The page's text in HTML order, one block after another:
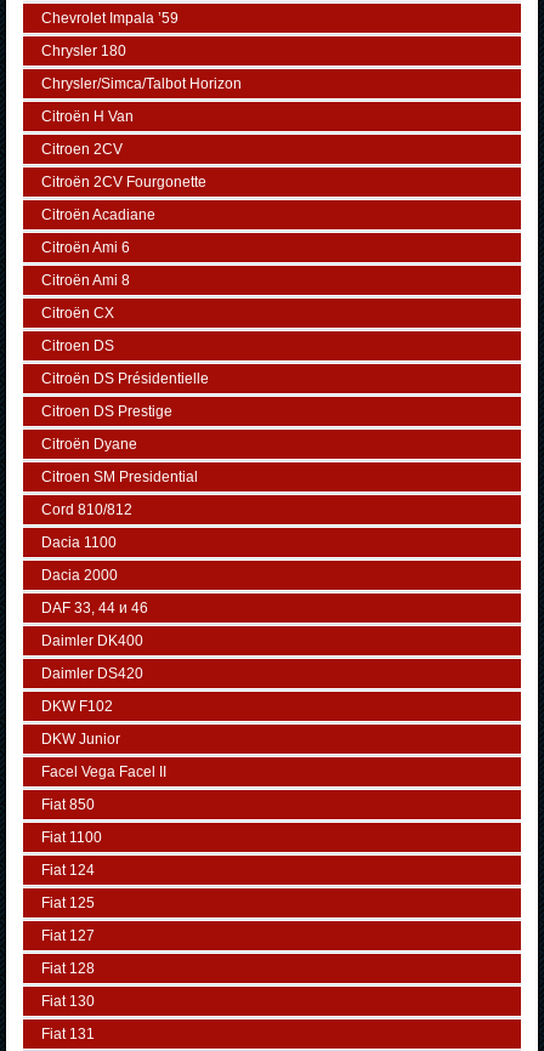
Chevrolet Impala ’59
Chrysler 180
Chrysler/Simca/Talbot Horizon
Citroën H Van
Citroen 2CV
Citroën 2CV Fourgonette
Citroën Acadiane
Citroën Ami 6
Citroën Ami 8
Citroën CX
Citroen DS
Citroën DS Présidentielle
Citroen DS Prestige
Citroën Dyane
Citroen SM Presidential
Cord 810/812
Dacia 1100
Dacia 2000
DAF 33, 44 и 46
Daimler DK400
Daimler DS420
DKW F102
DKW Junior
Facel Vega Facel II
Fiat 850
Fiat 1100
Fiat 124
Fiat 125
Fiat 127
Fiat 128
Fiat 130
Fiat 131